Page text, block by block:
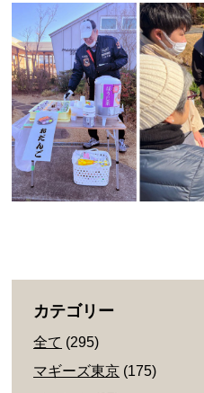
カテゴリー
全て (295)
マギーズ東京 (175)